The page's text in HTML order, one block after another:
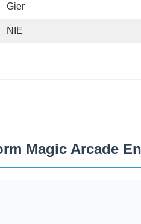
Gier
NIE
Magic Arcade